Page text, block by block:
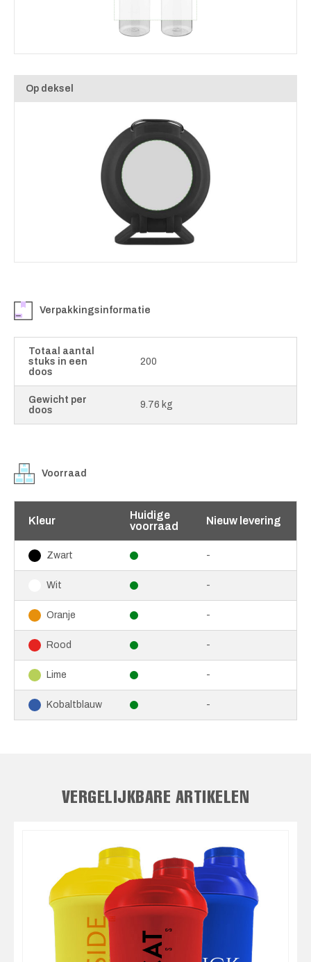
Op deksel
Verpakkingsinformatie
Totaal aantal
stuks in een
doos
200
Gewicht per
doos
9.76 kg
Voorraad
Kleur
Huidige
voorraad
Nieuw levering
Zwart -
Wit -
Oranje -
Rood -
Lime -
Kobaltblauw -
VERGELIJKBARE ARTIKELEN